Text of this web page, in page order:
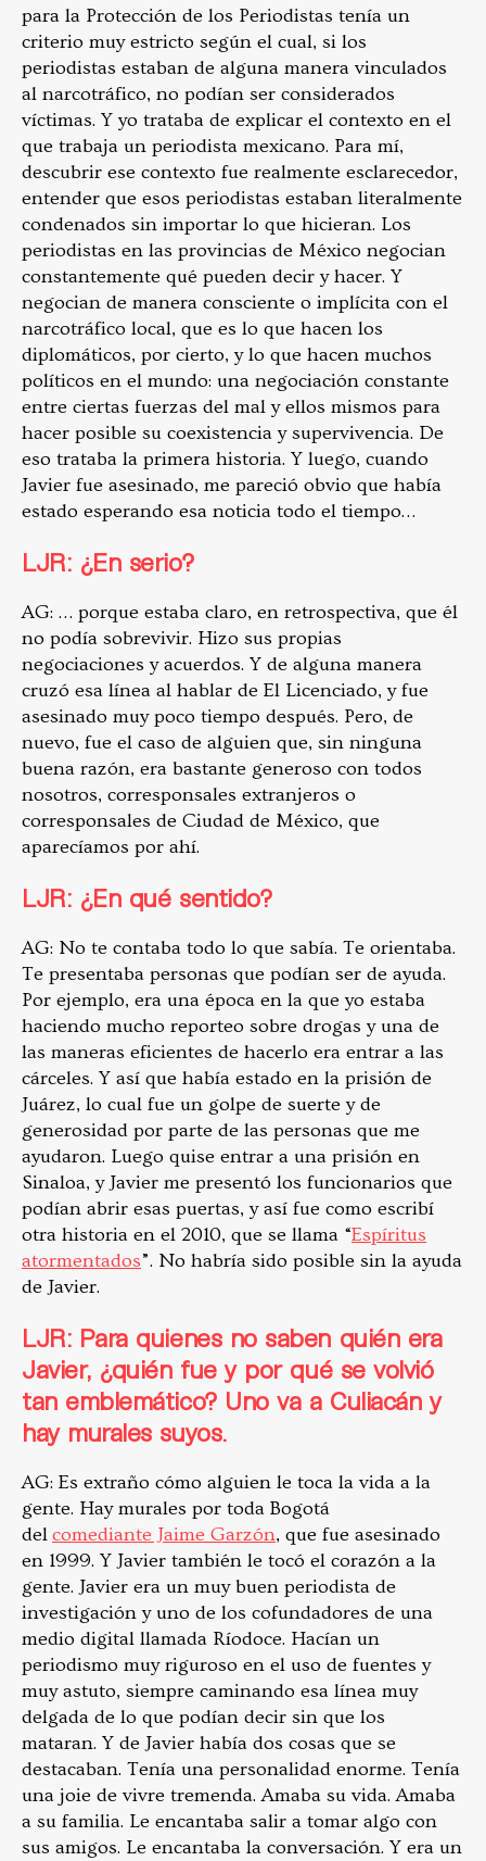
para la Protección de los Periodistas tenía un
criterio muy estricto según el cual, si los
periodistas estaban de alguna manera vinculados
al narcotráfico, no podían ser considerados
víctimas. Y yo trataba de explicar el contexto en el
que trabaja un periodista mexicano. Para mí,
descubrir ese contexto fue realmente esclarecedor,
entender que esos periodistas estaban literalmente
condenados sin importar lo que hicieran. Los
periodistas en las provincias de México negocian
constantemente qué pueden decir y hacer. Y
negocian de manera consciente o implícita con el
narcotráfico local, que es lo que hacen los
diplomáticos, por cierto, y lo que hacen muchos
políticos en el mundo: una negociación constante
entre ciertas fuerzas del mal y ellos mismos para
hacer posible su coexistencia y supervivencia. De
eso trataba la primera historia. Y luego, cuando
Javier fue asesinado, me pareció obvio que había
estado esperando esa noticia todo el tiempo…
LJR: ¿En serio?
AG: … porque estaba claro, en retrospectiva, que él
no podía sobrevivir. Hizo sus propias
negociaciones y acuerdos. Y de alguna manera
cruzó esa línea al hablar de El Licenciado, y fue
asesinado muy poco tiempo después. Pero, de
nuevo, fue el caso de alguien que, sin ninguna
buena razón, era bastante generoso con todos
nosotros, corresponsales extranjeros o
corresponsales de Ciudad de México, que
aparecíamos por ahí.
LJR: ¿En qué sentido?
AG: No te contaba todo lo que sabía. Te orientaba.
Te presentaba personas que podían ser de ayuda.
Por ejemplo, era una época en la que yo estaba
haciendo mucho reporteo sobre drogas y una de
las maneras eficientes de hacerlo era entrar a las
cárceles. Y así que había estado en la prisión de
Juárez, lo cual fue un golpe de suerte y de
generosidad por parte de las personas que me
ayudaron. Luego quise entrar a una prisión en
Sinaloa, y Javier me presentó los funcionarios que
podían abrir esas puertas, y así fue como escribí
otra historia en el 2010, que se llama “Espíritus
atormentados”. No habría sido posible sin la ayuda
de Javier.
LJR: Para quienes no saben quién era
Javier, ¿quién fue y por qué se volvió
tan emblemático? Uno va a Culiacán y
hay murales suyos.
AG: Es extraño cómo alguien le toca la vida a la
gente. Hay murales por toda Bogotá
delcomediante Jaime Garzón, que fue asesinado
en 1999. Y Javier también le tocó el corazón a la
gente. Javier era un muy buen periodista de
investigación y uno de los cofundadores de una
medio digital llamada Ríodoce. Hacían un
periodismo muy riguroso en el uso de fuentes y
muy astuto, siempre caminando esa línea muy
delgada de lo que podían decir sin que los
mataran. Y de Javier había dos cosas que se
destacaban. Tenía una personalidad enorme. Tenía
una joie de vivre tremenda. Amaba su vida. Amaba
a su familia. Le encantaba salir a tomar algo con
sus amigos. Le encantaba la conversación. Y era un